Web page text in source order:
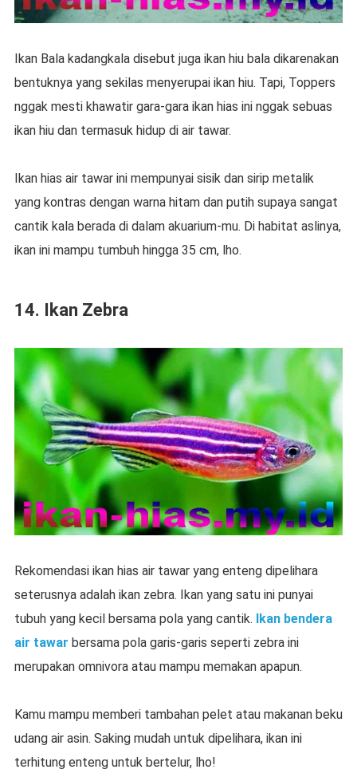
Ikan Bala kadangkala disebut juga ikan hiu bala dikarenakan
bentuknya yang sekilas menyerupai ikan hiu. Tapi, Toppers
nggak mesti khawatir gara-gara ikan hias ini nggak sebuas
ikan hiu dan termasuk hidup di air tawar.
Ikan hias air tawar ini mempunyai sisik dan sirip metalik
yang kontras dengan warna hitam dan putih supaya sangat
cantik kala berada di dalam akuarium-mu. Di habitat aslinya,
ikan ini mampu tumbuh hingga 35 cm, lho.
14. Ikan Zebra
Rekomendasi ikan hias air tawar yang enteng dipelihara
seterusnya adalah ikan zebra. Ikan yang satu ini punyai
tubuh yang kecil bersama pola yang cantik.
Ikan bendera
air tawar bersama pola garis-garis seperti zebra ini
merupakan omnivora atau mampu memakan apapun.
Kamu mampu memberi tambahan pelet atau makanan beku
udang air asin. Saking mudah untuk dipelihara, ikan ini
terhitung enteng untuk bertelur, lho!